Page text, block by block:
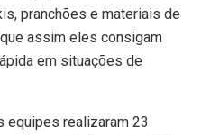
pranchões e materiais de
assim eles consigam
em situações de
equipes realizaram 23